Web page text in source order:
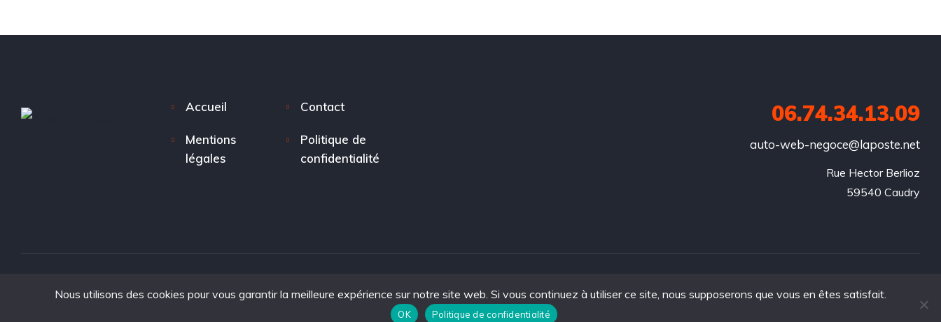
Accueil Contact
Mentions
légales
Politique de
confidentialité
06.74.34.13.09
auto-web-negoce@laposte.net
Rue Hector Berlioz
59540 Caudry
Copyright © 2025. tous droits réservés à Auto Web Negoce.
Nous utilisons des cookies pour vous garantir la meilleure expérience sur notre site web. Si vous continuez à utiliser ce site, nous supposerons que vous en êtes satisfait.
OK Politique de confidentialité